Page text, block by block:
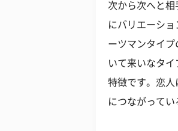
次から次へと
にバリエーシ
ーツマンタイ
いて来いなタ
特徴です。恋人
につながってい